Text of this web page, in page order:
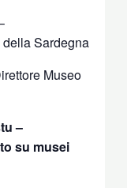
Sardegna
Museo
–
su musei